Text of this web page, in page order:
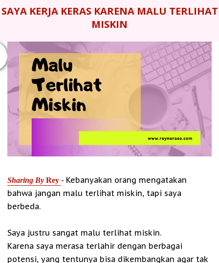
SAYA KERJA KERAS KARENA MALU TERLIHAT
MISKIN
Sharing By Rey - Kebanyakan orang mengatakan
bahwa jangan malu terlihat miskin, tapi saya
berbeda.
Saya justru sangat malu terlihat miskin.
Karena saya merasa terlahir dengan berbagai
potensi, yang tentunya bisa dikembangkan agar tak